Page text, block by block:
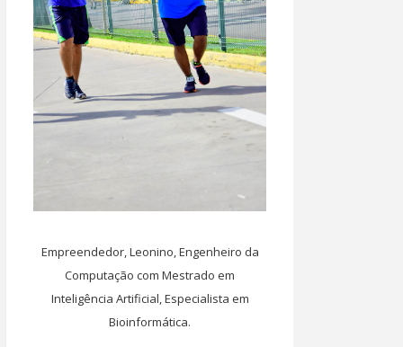
Empreendedor, Leonino, Engenheiro da
Computação com Mestrado em
Inteligência Artificial, Especialista em
Bioinformática.